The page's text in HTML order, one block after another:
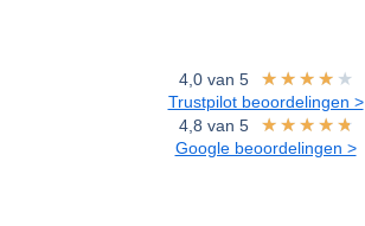
4,0 van 5 ★ ★ ★ ★ ★
Trustpilot beoordelingen >
4,8 van 5
★ ★ ★ ★ ★
Google beoordelingen >